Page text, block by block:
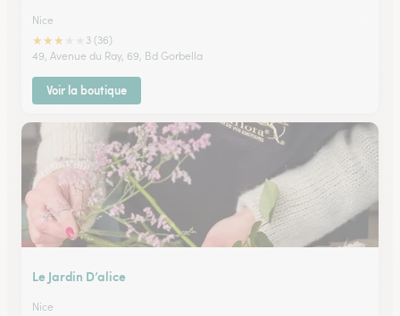
Nice
★★★
3 (36)
49, Avenue du Ray, 69, Bd Gorbella
Voir la boutique
Le Jardin D’alice
Nice